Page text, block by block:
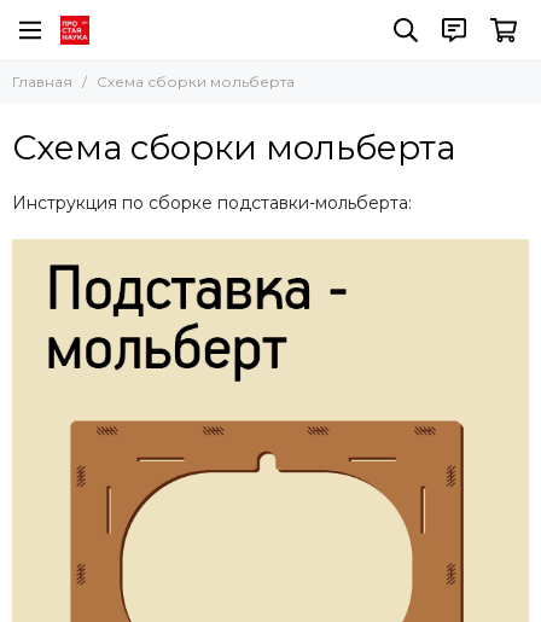
Главная Схема сборки мольберта
Схема сборки мольберта
Инструкция по сборке подставки-мольберта: